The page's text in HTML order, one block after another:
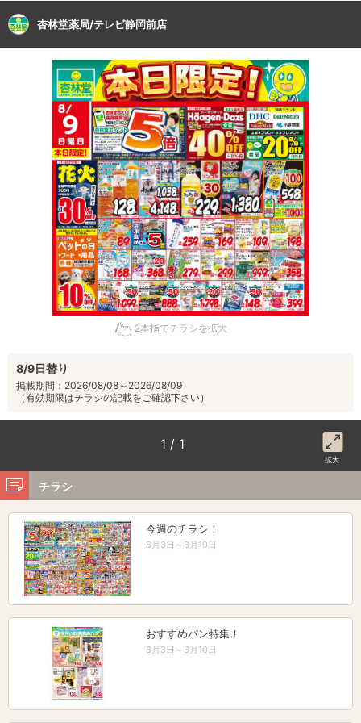
杏林堂薬局/テレビ静岡前店
2本指でチラシを拡大
8/9日替り
掲載期間：2026/08/08～2026/08/09
（有効期限はチラシの記載をご確認下さい）
1 / 1
拡大
チラシ
今週のチラシ！
8月3日～8月10日
おすすめパン特集！
8月3日～8月10日